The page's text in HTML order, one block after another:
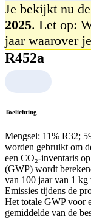
Je bekijkt nu
2025. Let op:
jaar waarover
R452a
Toelichting
Mengsel: 11% R32;
worden gebruikt om
een CO₂‑inventaris
(GWP) wordt
van 100 jaar van 1 kg
Emissies tijdens de
Het totale GWP voor
gemiddelde van de